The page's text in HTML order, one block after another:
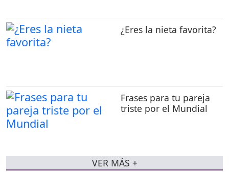
¿Eres la nieta favorita?
Frases para tu pareja
triste por el Mundial
VER MÁS +